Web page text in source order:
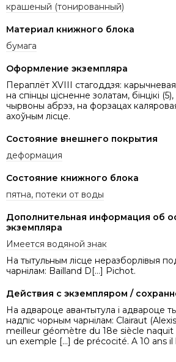
крашеный (тонированный)
Материал книжного блока
бумага
Оформление экземпляра
Пераплёт XVIII стагоддзя:
на спінцы цісненне золатам, бінцікі
чырвоны абрэз, на форзацах
ахоўным лісце.
Состояние внешнего покрытия
деформация
Состояние книжного блока
пятна, потеки от воды
Дополнительная информация об
экземпляра
Имеется водяной знак
На тытульным лісце неразборлівыя
чарнілам: Bailland D[…] Pichot.
Действия с экземпляром /
На адвароце авантытула і адвароце
надпіс чорным чарнілам: Clairaut
meilleur géomètre du 18e siècle naquit
un exemple […] de précocité. A 10 ans il